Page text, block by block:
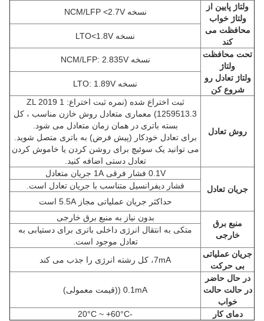
ولتاژ پایین از
ولتاژ خواب
محافظت می
کند
نسخه NCM/LFP <2.7V
نسخه LTO<1.8V
تحت محافظت
ولتاژ
ولتاژ تعادل رو
شروع کن
نسخه NCM/LFP: 2.835V
نسخه LTO: 1.89V
روش تعادل
ثبت اختراع شده (نمره ثبت اختراع: ZL 2019 1
1259513.3) معماری متعادل روش خازن مناسب ، کل
بسته باتری در همان زمان متعادل می شود.
برای تعادل خودکار (پیش فرض) به باتری متصل شوید.
می توانید یک سوئیچ برای روشن کردن یا خاموش کردن
تعادل دستی اضافه کنید.
جریان تعادل
0.1V فشار فرقی 1A جریان متعادل
فشار دیفرانسیل متناسب با جریان تعادل است.
حداکثر جریان عملیاتی مجاز 5.5A است
منبع برق
خارجی
بدون نیاز به منبع برق خارجی
متکی به انتقال انرژی داخلی باتری برای دستیابی به
تعادل موجود است.
جریان عملیاتی
بی حرکت
7mA، کل رشته انرژی را جذب می کند
در حال حاضر
در حالت حالت
خواب
0.1mA ((قیمت معمولی)
دمای کار -20°C ~ +60°C